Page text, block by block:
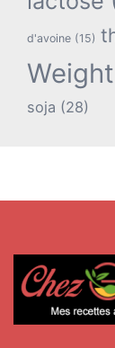
d'avoine (15)
soja (28)